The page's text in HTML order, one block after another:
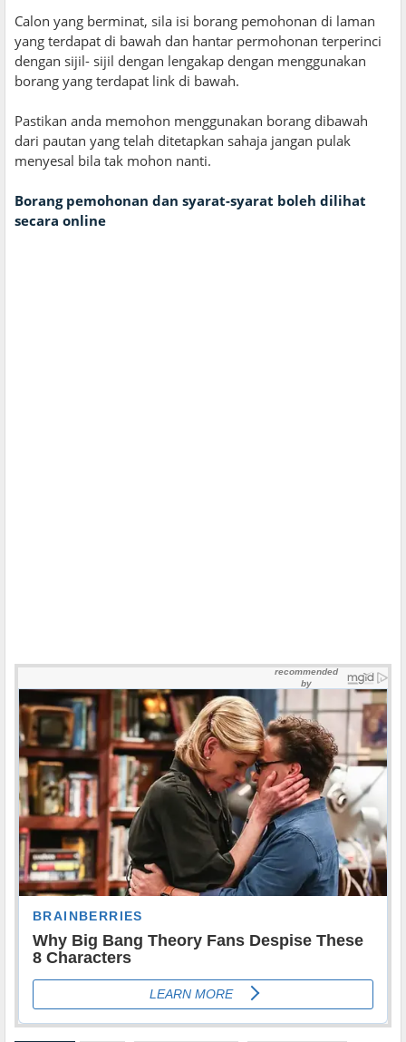
Calon yang berminat, sila isi borang pemohonan di laman
yang terdapat di bawah dan hantar permohonan terperinci
dengan sijil- sijil dengan lengakap dengan menggunakan
borang yang terdapat link di bawah.
Pastikan anda memohon menggunakan borang dibawah
dari pautan yang telah ditetapkan sahaja jangan pulak
menyesal bila tak mohon nanti.
Borang pemohonan dan syarat-syarat boleh dilihat
secara online